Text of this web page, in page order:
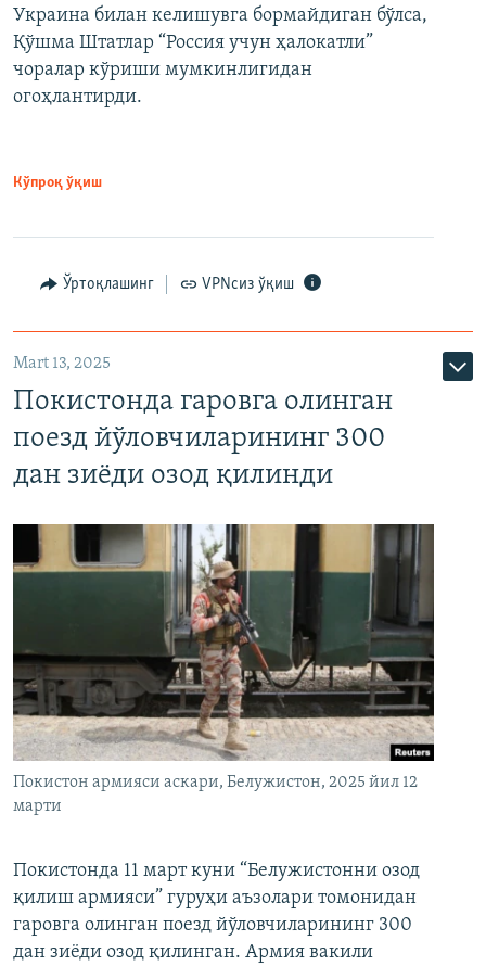
Украина билан келишувга бормайдиган бўлса,
Қўшма Штатлар “Россия учун ҳалокатли”
чоралар кўриши мумкинлигидан
огоҳлантирди.
Кўпроқ ўқиш
Ўртоқлашинг VPNсиз ўқиш
Mart 13, 2025
Покистонда гаровга олинган
поезд йўловчиларининг 300
дан зиёди озод қилинди
Покистон армияси аскари, Белужистон, 2025 йил 12
марти
Покистонда 11 март куни “Белужистонни озод
қилиш армияси” гуруҳи аъзолари томонидан
гаровга олинган поезд йўловчиларининг 300
дан зиёди озод қилинган. Армия вакили